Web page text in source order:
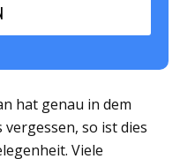
hat genau in dem
so ist dies
Viele